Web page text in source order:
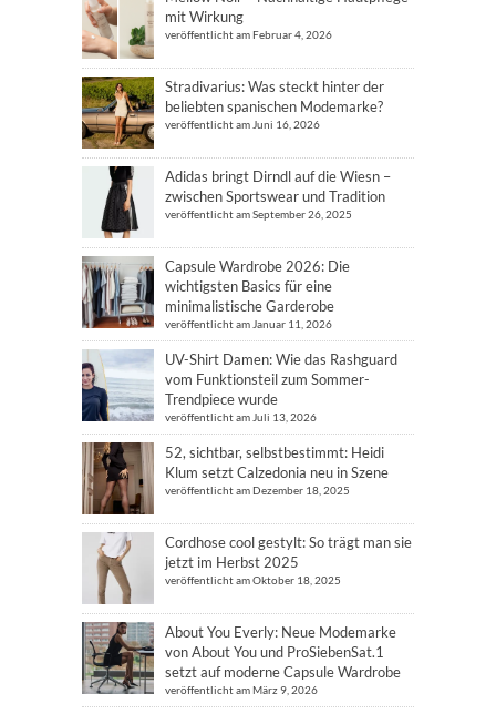
mit Wirkung
veröffentlicht am Februar 4, 2026
Stradivarius: Was steckt hinter der
beliebten spanischen Modemarke?
veröffentlicht am Juni 16, 2026
Adidas bringt Dirndl auf die Wiesn –
zwischen Sportswear und Tradition
veröffentlicht am September 26, 2025
Capsule Wardrobe 2026: Die
wichtigsten Basics für eine
minimalistische Garderobe
veröffentlicht am Januar 11, 2026
UV-Shirt Damen: Wie das Rashguard
vom Funktionsteil zum Sommer-
Trendpiece wurde
veröffentlicht am Juli 13, 2026
52, sichtbar, selbstbestimmt: Heidi
Klum setzt Calzedonia neu in Szene
veröffentlicht am Dezember 18, 2025
Cordhose cool gestylt: So trägt man sie
jetzt im Herbst 2025
veröffentlicht am Oktober 18, 2025
About You Everly: Neue Modemarke
von About You und ProSiebenSat.1
setzt auf moderne Capsule Wardrobe
veröffentlicht am März 9, 2026